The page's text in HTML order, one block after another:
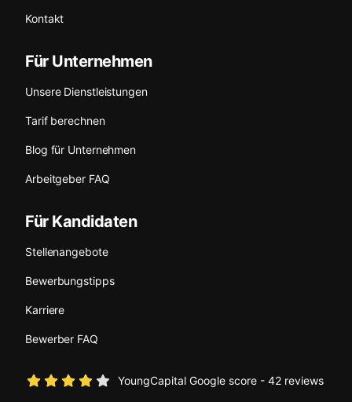
Kontakt
Für Unternehmen
Unsere Dienstleistungen
Tarif berechnen
Blog für Unternehmen
Arbeitgeber FAQ
Für Kandidaten
Stellenangebote
Bewerbungstipps
Karriere
Bewerber FAQ
YoungCapital Google score - 42 reviews